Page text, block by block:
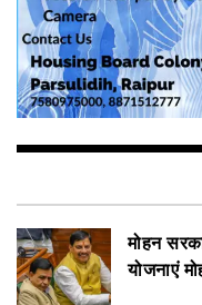
मोहन
योजनाएं